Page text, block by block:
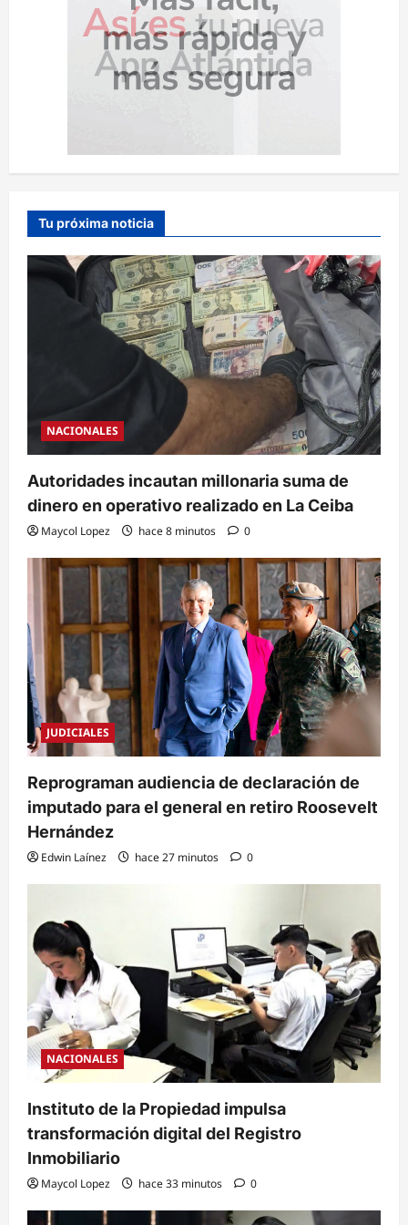
Tu próxima noticia
NACIONALES
Autoridades incautan millonaria suma de
dinero en operativo realizado en La Ceiba
Maycol Lopez hace 8 minutos 0
JUDICIALES
Reprograman audiencia de declaración de
imputado para el general en retiro Roosevelt
Hernández
Edwin Laínez hace 27 minutos 0
NACIONALES
Instituto de la Propiedad impulsa
transformación digital del Registro
Inmobiliario
Maycol Lopez hace 33 minutos 0